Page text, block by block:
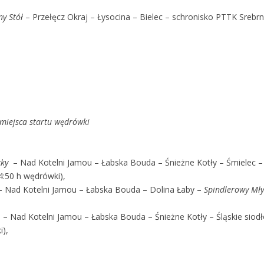
Stół – Przełęcz Okraj – Łysocina – Bielec – schronisko PTTK
startu wędrówki
– Nad Kotelni Jamou – Łabska Bouda – Śnieżne Kotły – Śmielec
h wędrówki),
Kotelni Jamou – Łabska Bouda – Dolina Łaby – Spindlerowy
Nad Kotelni Jamou – Łabska Bouda – Śnieżne Kotły – Śląskie